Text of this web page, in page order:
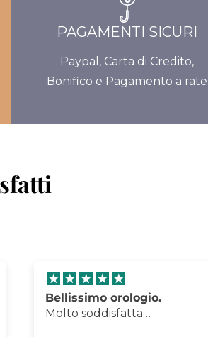
PAGAMENTI SICURI
Paypal, Carta di Credito,
Bonifico e Pagamento a rate
Porta Rotolo Gatto
Eccellente prodotto come da